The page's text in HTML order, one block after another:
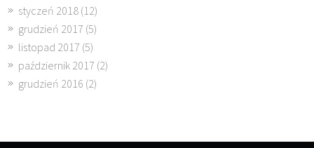
styczeń 2018 (12)
grudzień 2017 (5)
listopad 2017 (5)
październik 2017 (2)
grudzień 2016 (2)